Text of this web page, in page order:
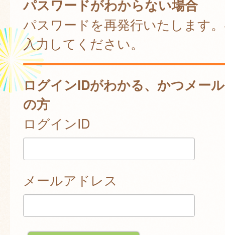
パスワードがわからない場合
パスワードを再発行いたします
入力してください。
ログインIDがわかる、かつメー
の方
ログインID
メールアドレス